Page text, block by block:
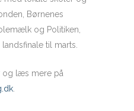
Børnenes
og Politiken,
til marts.
og læs mere på